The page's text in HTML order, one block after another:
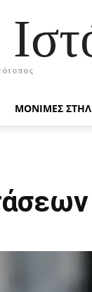
ΜΟΝΙΜΕΣ